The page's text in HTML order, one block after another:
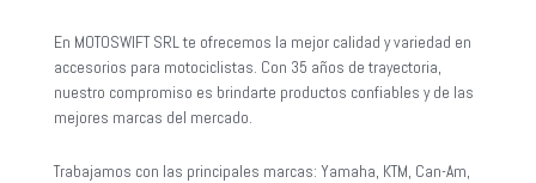
En MOTOSWIFT SRL te ofrecemos la mejor calidad y variedad en
accesorios para motociclistas. Con 35 años de trayectoria,
nuestro compromiso es brindarte productos confiables y de las
mejores marcas del mercado.
Trabajamos con las principales marcas: Yamaha, KTM, Can-Am,